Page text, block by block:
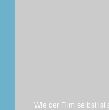
Wie der Film selbst